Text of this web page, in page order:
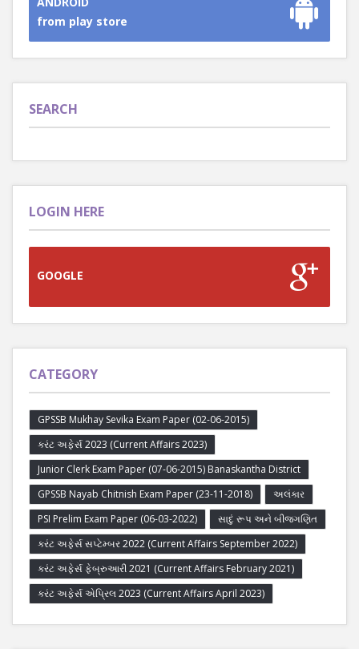
from play store
SEARCH
LOGIN HERE
GOOGLE
CATEGORY
GPSSB Mukhay Sevika Exam Paper (02-06-2015)
કરંટ અફેર્સ 2023 (Current Affairs 2023)
Junior Clerk Exam Paper (07-06-2015) Banaskantha District
GPSSB Nayab Chitnish Exam Paper (23-11-2018)
અલંકાર
PSI Prelim Exam Paper (06-03-2022)
સાદું રૂપ અને બીજગણિત
કરંટ અફેર્સ સપ્ટેમ્બર 2022 (Current Affairs September 2022)
કરંટ અફેર્સ ફેબ્રુઆરી 2021 (Current Affairs February 2021)
કરંટ અફેર્સ એપ્રિલ 2023 (Current Affairs April 2023)